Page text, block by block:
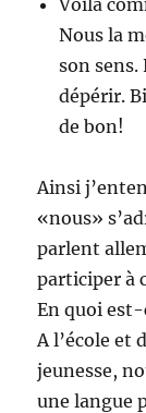
Nous la
son sens.
dépérir.
de bon!
Ainsi
«nous»
parlent
participer à
En quoi
A l’école et
jeunesse,
une langue